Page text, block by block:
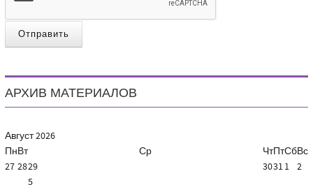
Отправить
АРХИВ МАТЕРИАЛОВ
Август2026
ПнВт Ср ЧтПтСбВс
27 2829 30311 2
5